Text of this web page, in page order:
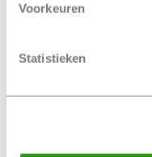
Voorkeuren
Statistieken
voertuigen. Daarom
tijd en aandacht
een nieuw
onvoldoende. Onze
over de